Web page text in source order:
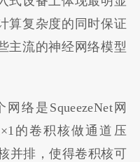
算复杂度的同时保证
主流的神经网络模型
络是SqueezeNet网
的卷积核做通道压
并排，使得卷积核可